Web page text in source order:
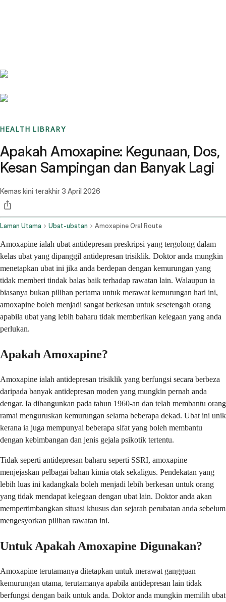
HEALTH LIBRARY
Apakah Amoxapine: Kegunaan, Dos,
Kesan Sampingan dan Banyak Lagi
Kemas kini terakhir3 April 2026
Laman Utama Ubat-ubatan Amoxapine Oral Route
Amoxapine ialah ubat antidepresan preskripsi yang tergolong dalam
kelas ubat yang dipanggil antidepresan trisiklik. Doktor anda mungkin
menetapkan ubat ini jika anda berdepan dengan kemurungan yang
tidak memberi tindak balas baik terhadap rawatan lain. Walaupun ia
biasanya bukan pilihan pertama untuk merawat kemurungan hari ini,
amoxapine boleh menjadi sangat berkesan untuk sesetengah orang
apabila ubat yang lebih baharu tidak memberikan kelegaan yang anda
perlukan.
Apakah Amoxapine?
Amoxapine ialah antidepresan trisiklik yang berfungsi secara berbeza
daripada banyak antidepresan moden yang mungkin pernah anda
dengar. Ia dibangunkan pada tahun 1960-an dan telah membantu orang
ramai menguruskan kemurungan selama beberapa dekad. Ubat ini unik
kerana ia juga mempunyai beberapa sifat yang boleh membantu
dengan kebimbangan dan jenis gejala psikotik tertentu.
Tidak seperti antidepresan baharu seperti SSRI, amoxapine
menjejaskan pelbagai bahan kimia otak sekaligus. Pendekatan yang
lebih luas ini kadangkala boleh menjadi lebih berkesan untuk orang
yang tidak mendapat kelegaan dengan ubat lain. Doktor anda akan
mempertimbangkan situasi khusus dan sejarah perubatan anda sebelum
mengesyorkan pilihan rawatan ini.
Untuk Apakah Amoxapine Digunakan?
Amoxapine terutamanya ditetapkan untuk merawat gangguan
kemurungan utama, terutamanya apabila antidepresan lain tidak
berfungsi dengan baik untuk anda. Doktor anda mungkin memilih ubat